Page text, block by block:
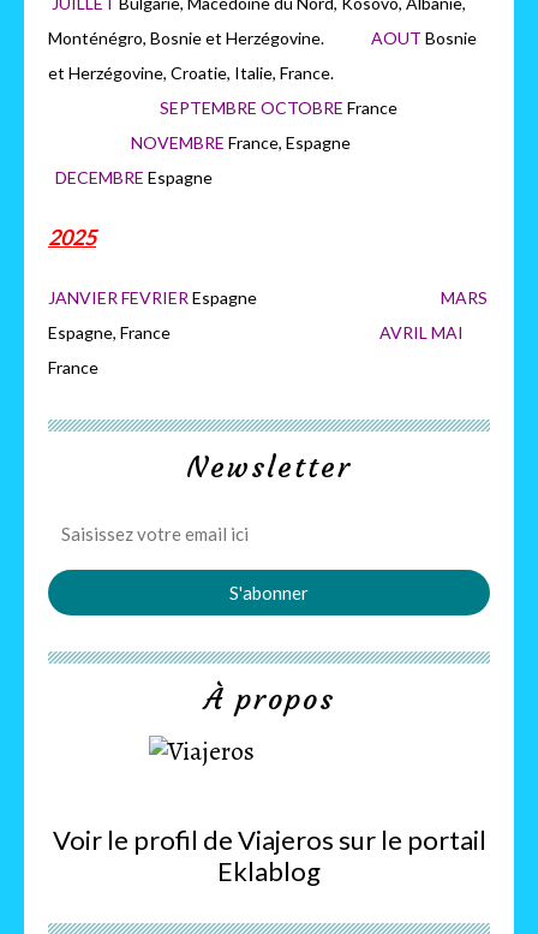
Newsletter
À propos
Voir le profil deViajerossur le portail
Eklablog
Monténégro, Bosnie et Herzégovine. AOUT Bosnie
et Herzégovine, Croatie, Italie, France.
SEPTEMBRE OCTOBRE France
NOVEMBRE France, Espagne
DECEMBRE Espagne
2025
JANVIER FEVRIER Espagne MARS
Espagne, France AVRIL MAI
France